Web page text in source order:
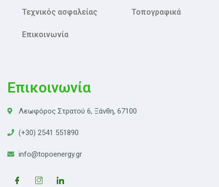
Τεχνικός ασφαλείας Τοπογραφικά
Επικοινωνία
Επικοινωνία
Λεωφόρος Στρατού 6, Ξάνθη, 67100
(+30) 2541 551890
info@topoenergy.gr